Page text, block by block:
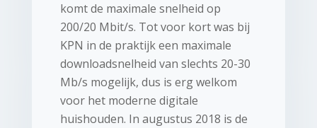
komt de maximale snelheid op
200/20 Mbit/s. Tot voor kort was bij
KPN in de praktijk een maximale
downloadsnelheid van slechts 20-30
Mb/s mogelijk, dus is erg welkom
voor het moderne digitale
huishouden. In augustus 2018 is de